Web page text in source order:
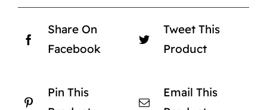
Share On
Facebook
Tweet This
Product
Pin This
Email This